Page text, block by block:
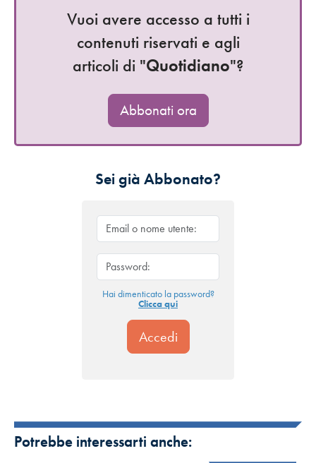
Vuoi avere accesso a tutti i
contenuti riservati e agli
articoli di "Quotidiano"?
Abbonati ora
Sei già Abbonato?
Hai dimenticato la password?
Clicca qui
Potrebbe interessarti anche: